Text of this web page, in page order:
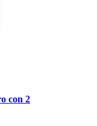
con 2